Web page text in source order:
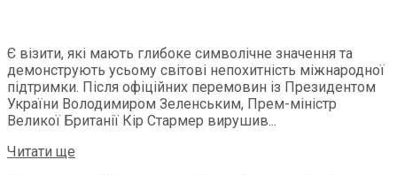
Є візити, які мають глибоке символічне значення та
демонструють усьому світові непохитність міжнародної
підтримки. Після офіційних перемовин із Президентом
України Володимиром Зеленським, Прем-міністр
Великої Британії Кір Стармер вирушив...
Читати ще